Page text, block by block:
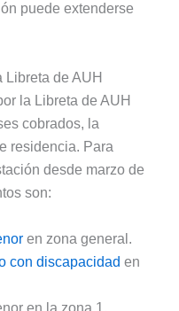
puede extenderse
Libreta de AUH
la Libreta de AUH
cobrados, la
residencia. Para
desde marzo de
son:
en zona general.
con discapacidad en
en la zona 1.